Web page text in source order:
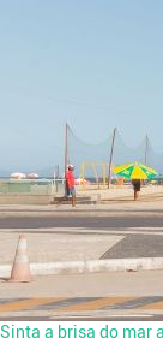
Sinta a brisa do mar